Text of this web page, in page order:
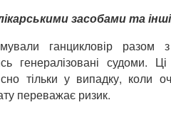
засобами та
ганцикловір разом з
генералізовані судоми.
тільки у випадку, коли
переважає ризик.